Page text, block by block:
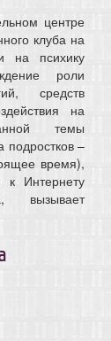
центре
клуба на
на психику
роли
средств
на
темы
подростков –
время),
к Интернету
вызывает